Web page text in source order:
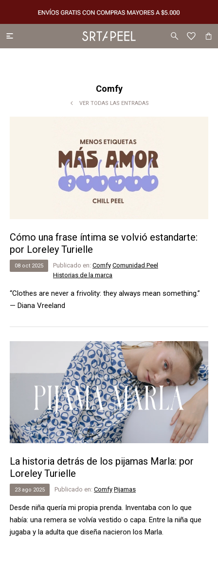

Comfy
VER TODAS LAS ENTRADAS
Cómo una frase íntima se volvió estandarte:
por Loreley Turielle
08 oct 2025 Publicado en: Comfy Comunidad Peel
Historias de la marca
“Clothes are never a frivolity: they always mean something.”
— Diana Vreeland
La historia detrás de los pijamas Marla: por
Loreley Turielle
23 ago 2025 Publicado en: Comfy Pijamas
Desde niña quería mi propia prenda. Inventaba con lo que
había: una remera se volvía vestido o capa. Entre la niña que
jugaba y la adulta que diseña nacieron los Marla.